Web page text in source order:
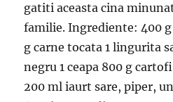
gatiti aceasta cina
familie. Ingrediente: 400 g
g carne tocata 1 lingurita
negru 1 ceapa 800 g
200 ml iaurt sare, piper,